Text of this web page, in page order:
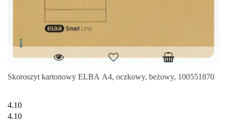
Skoroszyt kartonowy ELBA A4, oczkowy, beżowy, 100551870
4.10
4.10